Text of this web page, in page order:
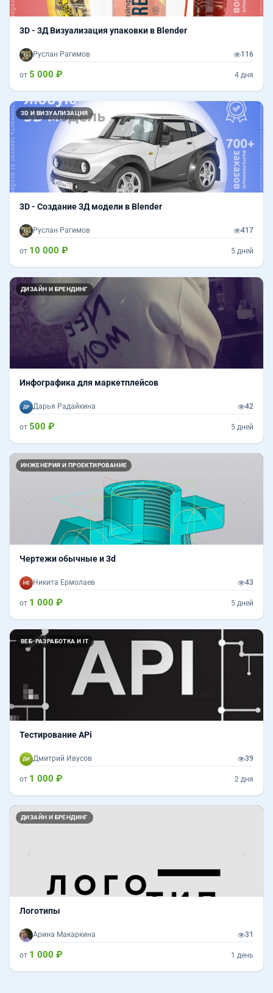
3D - 3Д Визуализация упаковки в Blender
Руслан Рагимов 116
от 5 000 ₽ 4 дня
3D И ВИЗУАЛИЗАЦИЯ
3D - Создание 3Д модели в Blender
Руслан Рагимов 417
от 10 000 ₽ 5 дней
ДИЗАЙН И БРЕНДИНГ
Инфографика для маркетплейсов
Дарья Радайкина 42
от 500 ₽ 5 дней
ИНЖЕНЕРИЯ И ПРОЕКТИРОВАНИЕ
Назад
Чертежи обычные и 3d
Никита Ермолаев 43
от 1 000 ₽ 5 дней
ВЕБ-РАЗРАБОТКА И IT
Тестирование APi
Дмитрий Ивусов 39
от 1 000 ₽ 2 дня
ДИЗАЙН И БРЕНДИНГ
Назад
Логотипы
Арина Макаркина 31
от 1 000 ₽ 1 день